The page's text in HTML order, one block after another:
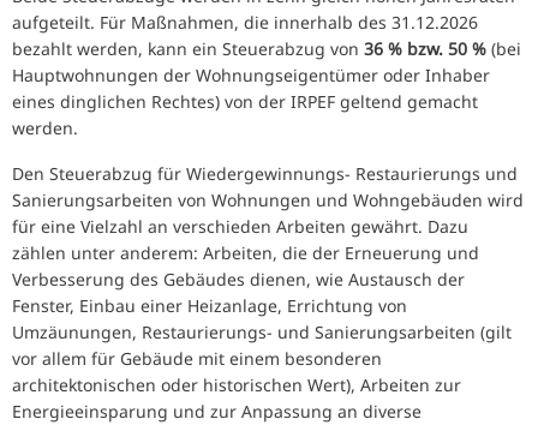
aufgeteilt. Für Maßnahmen, die innerhalb des 31.12.2026
bezahlt werden, kann ein Steuerabzug von 36 % bzw. 50 % (bei
Hauptwohnungen der Wohnungseigentümer oder Inhaber
eines dinglichen Rechtes) von der IRPEF geltend gemacht
werden.
Den Steuerabzug für Wiedergewinnungs- Restaurierungs und
Sanierungsarbeiten von Wohnungen und Wohngebäuden wird
für eine Vielzahl an verschieden Arbeiten gewährt. Dazu
zählen unter anderem: Arbeiten, die der Erneuerung und
Verbesserung des Gebäudes dienen, wie Austausch der
Fenster, Einbau einer Heizanlage, Errichtung von
Umzäunungen, Restaurierungs- und Sanierungsarbeiten (gilt
vor allem für Gebäude mit einem besonderen
architektonischen oder historischen Wert), Arbeiten zur
Energieeinsparung und zur Anpassung an diverse